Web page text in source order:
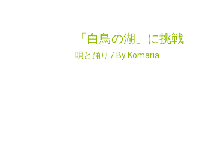
「白鳥の湖」に挑戦
唄と踊り / By Komaria